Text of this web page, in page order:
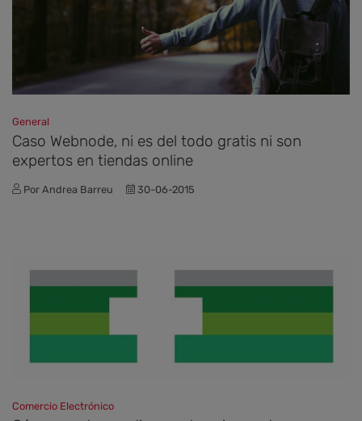
General
Caso Webnode, ni es del todo gratis ni son
expertos en tiendas online
Por Andrea Barreu 30-06-2015
Comercio Electrónico